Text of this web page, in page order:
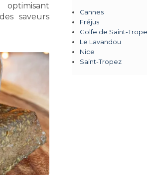
saveurs
Cannes
Fréjus
Golfe de Saint-
Le Lavandou
Nice
Saint-Tropez